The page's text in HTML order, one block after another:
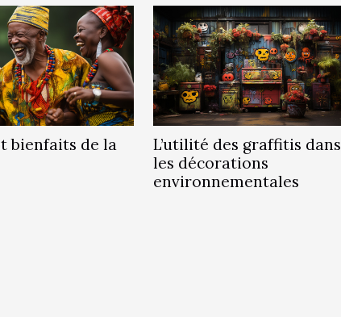
bienfaits de la
L’utilité des graffitis dans
les décorations
environnementales